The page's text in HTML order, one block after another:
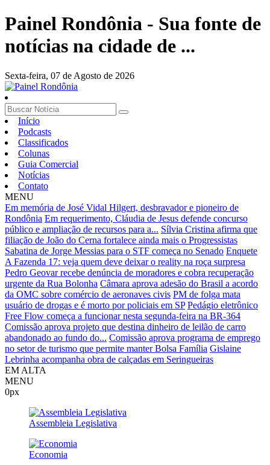
Painel Rondônia - Sua fonte de
notícias na cidade de ...
Sexta-feira, 07 de Agosto de 2026
Início
Podcasts
Classificados
Colunas
Guia Comercial
Notícias
Contato
MENU
Em memória de José Vidal Hilgert, desbravador e pioneiro de
Rondônia Em requerimento, Cláudia de Jesus defende concurso
público e ampliação de recursos para a... Sílvia Cristina afirma que
filiação de João do Cerna fortalece ainda mais o Progressistas
Sabatina de Jorge Messias para o STF começa no Senado Enquete
A Fazenda 17: veja quem deve deixar o reality na roça surpresa
Pedro Geovar recebe denúncia de moradores e cobra recuperação
urgente da Rua Bolonha Câmara aprova adesão do Brasil a acordo
da OMC sobre comércio de aeronaves civis PM de folga mata
usuário de drogas e é morto por policiais em SP Pedágio eletrônico
Free Flow começa a funcionar nesta segunda-feira na BR-364
Comissão aprova projeto que destina dinheiro de leilão de carro
abandonado ao fundo do... Comissão aprova programa de emprego
no setor de turismo que permite manter Bolsa Família Gislaine
Lebrinha acompanha obra de calçadas em Seringueiras
EM ALTA
MENU
0px
Assembleia Legislativa
Economia